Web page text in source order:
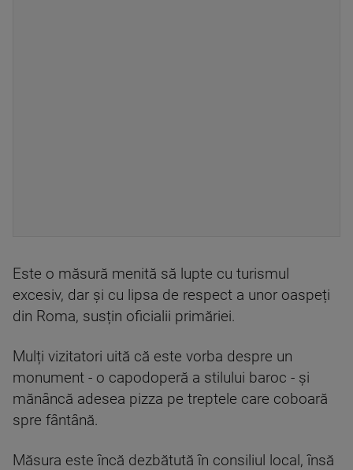
Este o măsură menită să lupte cu turismul
excesiv, dar și cu lipsa de respect a unor oaspeți
din Roma, susțin oficialii primăriei.
Mulți vizitatori uită că este vorba despre un
monument - o capodoperă a stilului baroc - și
mănâncă adesea pizza pe treptele care coboară
spre fântână.
Măsura este încă dezbătută în consiliul local, însă